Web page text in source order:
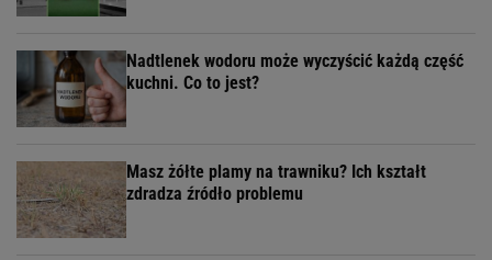
Nadtlenek wodoru może wyczyścić każdą część
kuchni. Co to jest?
Masz żółte plamy na trawniku? Ich kształt
zdradza źródło problemu